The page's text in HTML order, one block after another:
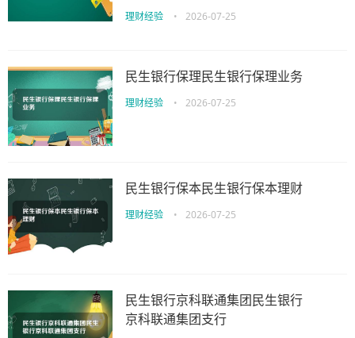
理财经验 • 2026-07-25
民生银行保理民生银行保理业务
理财经验 • 2026-07-25
民生银行保本民生银行保本理财
理财经验 • 2026-07-25
民生银行京科联通集团民生银行
京科联通集团支行